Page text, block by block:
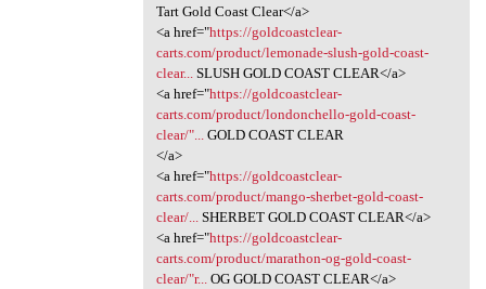
Tart Gold Coast Clear</a>
<a href="https://goldcoastclear-
carts.com/product/lemonade-slush-gold-coast-
clear...
SLUSH GOLD COAST CLEAR</a>
<a href="https://goldcoastclear-
carts.com/product/londonchello-gold-coast-
clear/"...
GOLD COAST CLEAR
</a>
<a href="https://goldcoastclear-
carts.com/product/mango-sherbet-gold-coast-
clear/...
SHERBET GOLD COAST CLEAR</a>
<a href="https://goldcoastclear-
carts.com/product/marathon-og-gold-coast-
clear/"r...
OG GOLD COAST CLEAR</a>